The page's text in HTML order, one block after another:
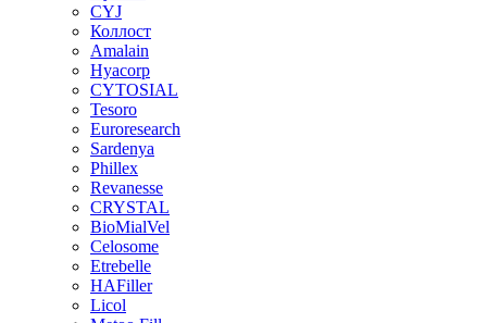
CYJ
Коллост
Amalain
Hyacorp
CYTOSIAL
Tesoro
Euroresearch
Sardenya
Phillex
Revanesse
CRYSTAL
BioMialVel
Celosome
Etrebelle
HAFiller
Licol